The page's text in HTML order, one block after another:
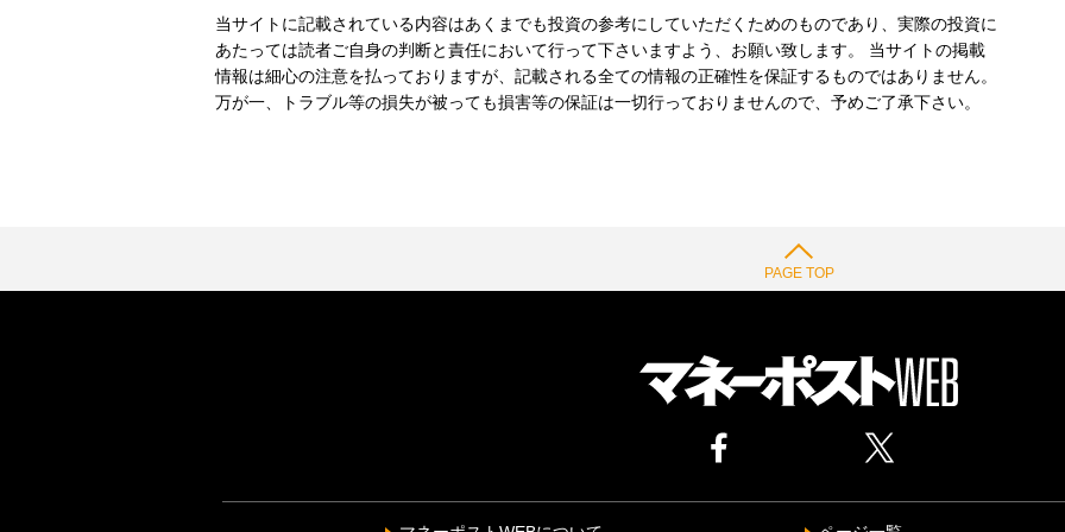
当サイトに記載されている内容はあくまでも投資の参考にしていただくためのものであり、実際の投資に
あたっては読者ご自身の判断と責任において行って下さいますよう、お願い致します。 当サイトの掲載
情報は細心の注意を払っておりますが、記載される全ての情報の正確性を保証するものではありません。
万が一、トラブル等の損失が被っても損害等の保証は一切行っておりませんので、予めご了承下さい。
PAGE TOP